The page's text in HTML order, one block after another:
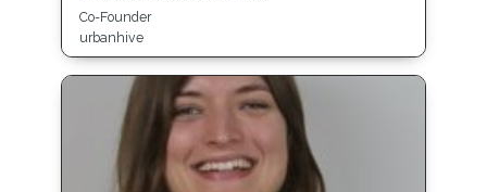
Co-Founder
urbanhive